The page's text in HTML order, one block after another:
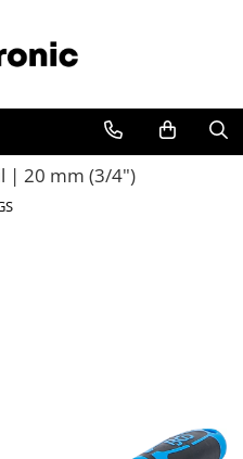
| 20 mm (3/4")